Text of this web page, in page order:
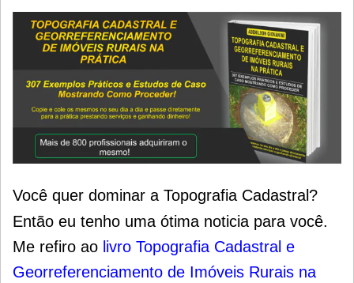
Você quer dominar a Topografia Cadastral?
Então eu tenho uma ótima noticia para você.
Me refiro ao livro Topografia Cadastral e
Georreferenciamento de Imóveis Rurais na